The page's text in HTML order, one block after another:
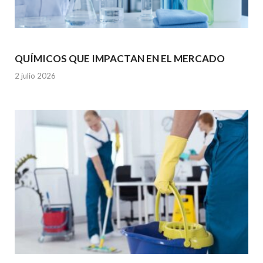
QUÍMICOS QUE IMPACTAN EN EL MERCADO
2 julio 2026